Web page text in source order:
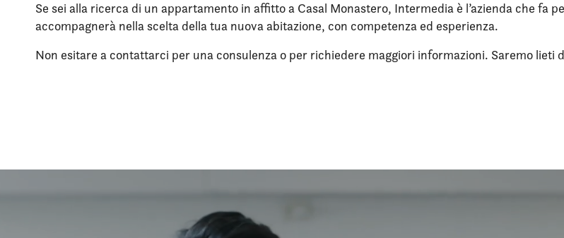
Se sei alla ricerca di un appartamento in affitto a Casal Monastero, Intermedia è l’azienda che fa
accompagnerà nella scelta della tua nuova abitazione, con competenza ed esperienza.
Non esitare a contattarci per una consulenza o per richiedere maggiori informazioni. Saremo